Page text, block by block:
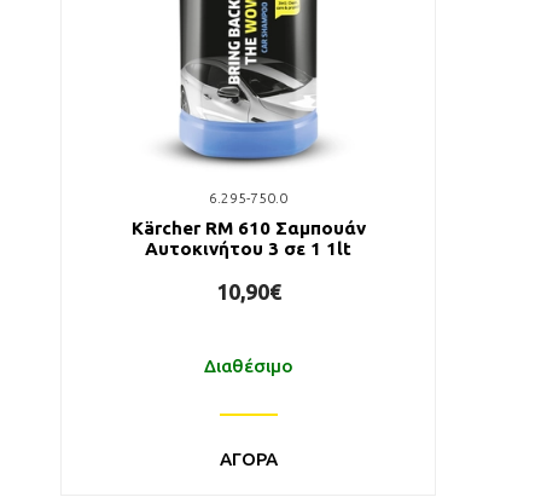
6.295-750.0
Kärcher RM 610 Σαμπουάν
Αυτοκινήτου 3 σε 1 1lt
10,90€
Διαθέσιμο
ΑΓΟΡΑ